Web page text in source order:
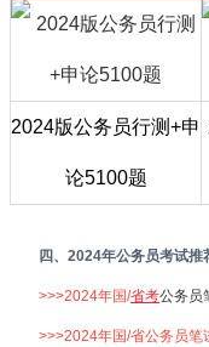
2024版公务员行测+申
论5100题
四、2024年公务员考试推
>>>2024年国/省考公务员
>>>2024年国/省公务员笔